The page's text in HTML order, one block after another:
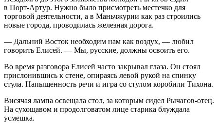
в Порт-Артур. Нужно было присмотреть местечко для
торговой деятельности, а в Маньчжурии как раз строились
новые города, проводилась железная дорога.
— Дальний Восток необходим нам как воздух, — любил
говорить Елисей. — Мы, русские, должны освоить его.
Во время разговора Елисей часто закрывал глаза. Он стоял
прислонившись к стене, опираясь левой рукой на спинку
стула. Напыщенность речи и игра со стулом коробили Тихона.
Висячая лампа освещала стол, за которым сидел Рычагов-отец.
На сухощавом и продолговатом лице старика блуждала
усмешка.